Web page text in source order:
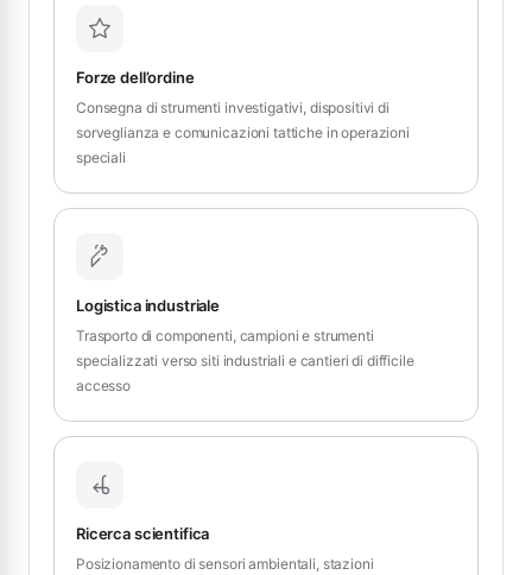
Forze dell’ordine
Consegna di strumenti investigativi, dispositivi di
sorveglianza e comunicazioni tattiche in operazioni
speciali
Logistica industriale
Trasporto di componenti, campioni e strumenti
specializzati verso siti industriali e cantieri di difficile
accesso
Ricerca scientifica
Posizionamento di sensori ambientali, stazioni